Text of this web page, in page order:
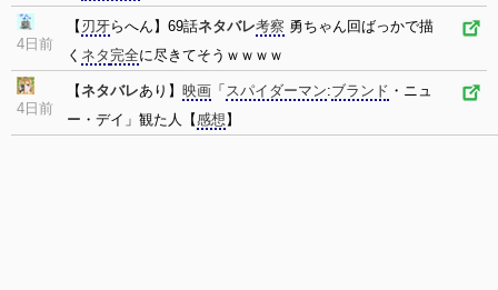
4日前
【 刃牙らへん】69話ネタバレ考察 勇ちゃん回ばっかで描
く ネタ完全に尽きてそうｗｗｗｗ
4日前
【ネタバレあり】 映画 「 スパイダーマン:ブランド ・ニュ
ー・デイ」観た人【感想 】